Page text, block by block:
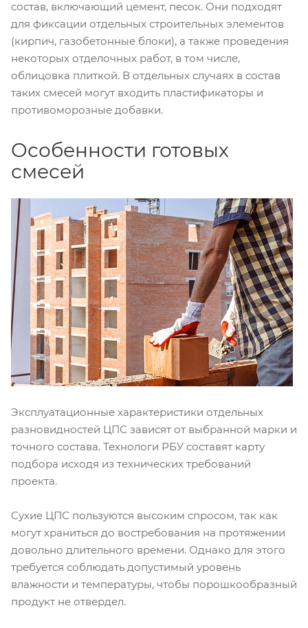
состав, включающий цемент, песок. Они подходят
для фиксации отдельных строительных элементов
(кирпич, газобетонные блоки), а также проведения
некоторых отделочных работ, в том числе,
облицовка плиткой. В отдельных случаях в состав
таких смесей могут входить пластификаторы и
противоморозные добавки.
Особенности готовых
смесей
Эксплуатационные характеристики отдельных
разновидностей ЦПС зависят от выбранной марки и
точного состава. Технологи РБУ составят карту
подбора исходя из технических требований
проекта.
Сухие ЦПС пользуются высоким спросом, так как
могут храниться до востребования на протяжении
довольно длительного времени. Однако для этого
требуется соблюдать допустимый уровень
влажности и температуры, чтобы порошкообразный
продукт не отвердел.